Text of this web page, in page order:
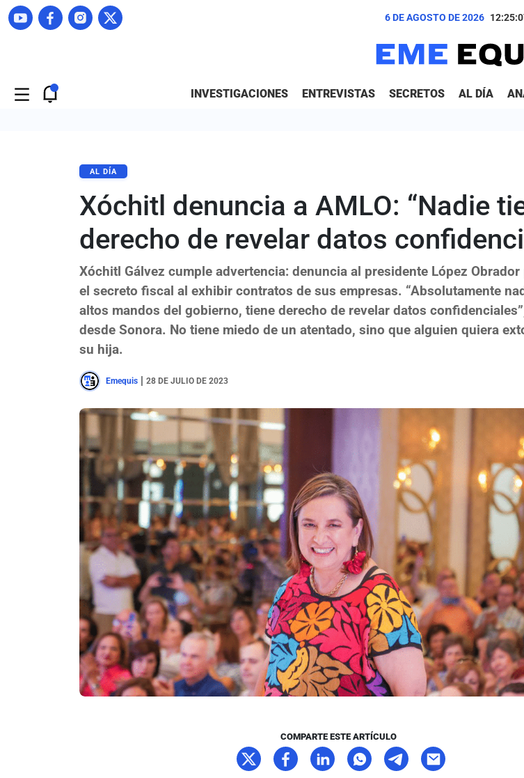
6 DE AGOSTO DE 2026
INVESTIGACIONES ENTREVISTAS SECRETOS AL DÍA
AL DÍA
Xóchitl denuncia a AMLO: “Nadie
derecho de revelar datos
Xóchitl Gálvez cumple advertencia: denuncia al presidente López
el secreto fiscal al exhibir contratos de sus empresas. “Absolutamente
altos mandos del gobierno, tiene derecho de revelar datos
desde Sonora. No tiene miedo de un atentado, sino que alguien quiera
su hija.
Emequis 28 DE JULIO DE 2023
COMPARTE ESTE ARTÍCULO